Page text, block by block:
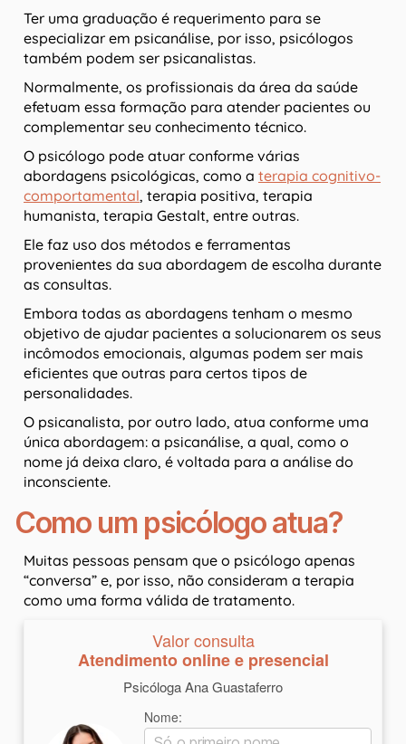
Ter uma graduação é requerimento para se
especializar em psicanálise, por isso, psicólogos
também podem ser psicanalistas.
Normalmente, os profissionais da área da saúde
efetuam essa formação para atender pacientes ou
complementar seu conhecimento técnico.
O psicólogo pode atuar conforme várias
abordagens psicológicas, como a terapia cognitivo-
comportamental, terapia positiva, terapia
humanista, terapia Gestalt, entre outras.
Ele faz uso dos métodos e ferramentas
provenientes da sua abordagem de escolha durante
as consultas.
Embora todas as abordagens tenham o mesmo
objetivo de ajudar pacientes a solucionarem os seus
incômodos emocionais, algumas podem ser mais
eficientes que outras para certos tipos de
personalidades.
O psicanalista, por outro lado, atua conforme uma
única abordagem: a psicanálise, a qual, como o
nome já deixa claro, é voltada para a análise do
inconsciente.
Como um psicólogo atua?
Muitas pessoas pensam que o psicólogo apenas
“conversa” e, por isso, não consideram a terapia
como uma forma válida de tratamento.
Valor consulta
Atendimento online e presencial
Psicóloga Ana Guastaferro
Nome: